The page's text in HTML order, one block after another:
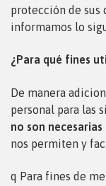
protección de sus
informamos lo
¿Para qué fines
De manera
personal para las
no son necesarias
nos permiten y
q Para fines de